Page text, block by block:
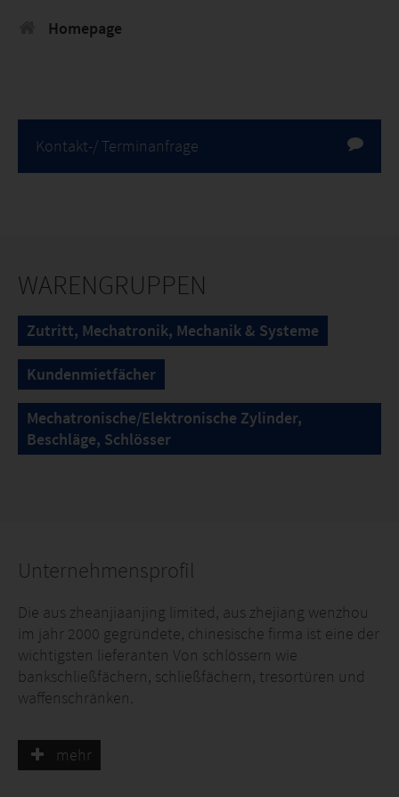
Homepage
Kontakt-/ Terminanfrage
WARENGRUPPEN
Zutritt, Mechatronik, Mechanik & Systeme
Kundenmietfächer
Mechatronische/Elektronische Zylinder,
Beschläge, Schlösser
Unternehmensprofil
Die aus zheanjiaanjing limited, aus zhejiang wenzhou
im jahr 2000 gegründete, chinesische firma ist eine der
wichtigsten lieferanten Von schlössern wie
bankschließfächern, schließfächern, tresortüren und
waffenschränken.
Und so arbeite das unternehmen in seiner entwicklung
daran, "den menschen in den mittelpunkt zu stellen
mehr